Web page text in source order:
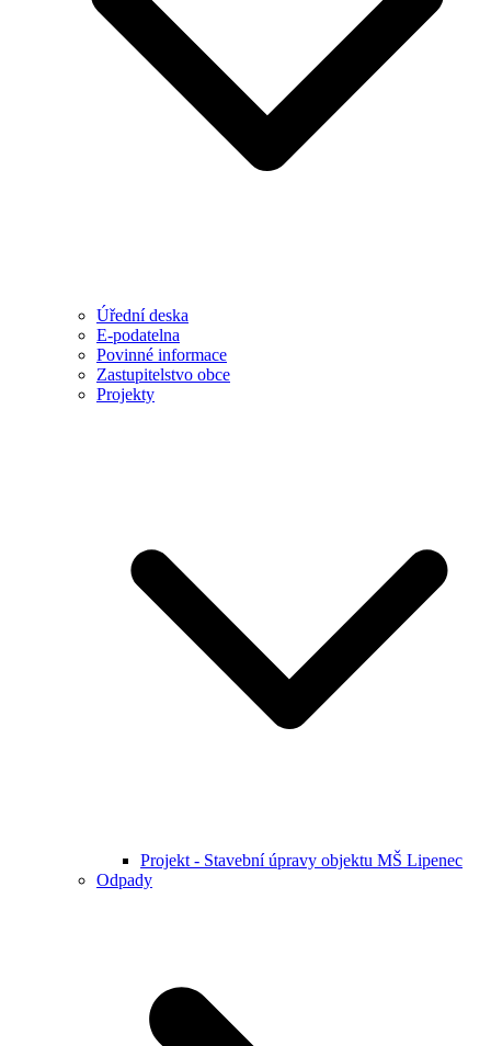
Úřední deska
E-podatelna
Povinné informace
Zastupitelstvo obce
Projekty
Projekt - Stavební úpravy objektu MŠ Lipenec
Odpady